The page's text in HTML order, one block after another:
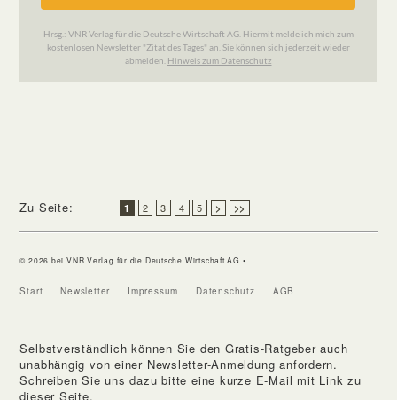
Zu Seite: 1 2 3 4 5 > >>
© 2026 bei VNR Verlag für die Deutsche Wirtschaft AG •
Start Newsletter Impressum Datenschutz AGB
Selbstverständlich können Sie den Gratis-Ratgeber auch
unabhängig von einer Newsletter-Anmeldung anfordern.
Schreiben Sie uns dazu bitte eine kurze E-Mail mit Link zu
dieser Seite.